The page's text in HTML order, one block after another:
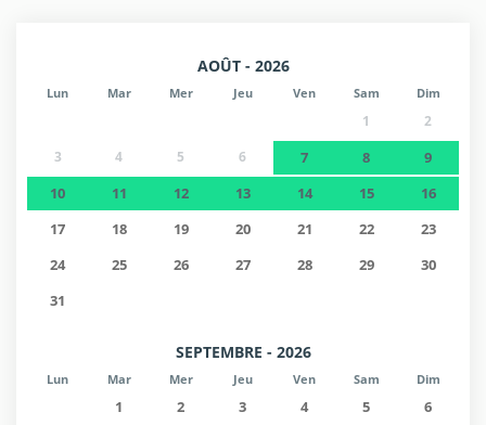
AOÛT - 2026
Lun Mar Mer Jeu Ven Sam Dim
1
2
3
4 5 6 7 8
9
10
11 12 13 14 15
16
17
18 19 20 21 22
23
24
25 26 27 28 29
30
31
SEPTEMBRE - 2026
Lun Mar Mer Jeu Ven Sam Dim
1 2 3 4 5
6